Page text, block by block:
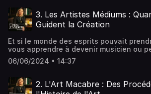
disparus étaient surprenantes.Écriture
Sandy Lakdar.Réalisation par Jonathan
Sound Effects © ArtlistAdditional music
par Audiomeans. Visitez
confidentialite pour plus d'informations.
3. Les Artistes Médiums :
Guident la Création
Et si le monde des esprits pouvait
vous apprendre à devenir musicien ou
l’étonnante histoire de Rosemary
Fleury Joseph Crépin et Victor
Sound Effects © ArtlistAdditional
DaillerLe Salon Fantôme © Gate 23
06/06/2024 • 14:37
2. L'Art Macabre : Des